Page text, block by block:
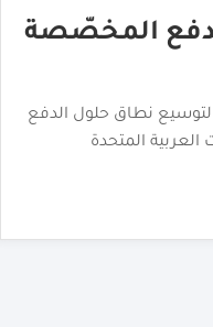
لثلاث
بالذكاء الاصطناعي